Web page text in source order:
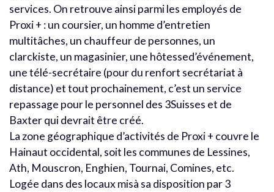
services. On retrouve ainsi parmi les employés de
Proxi + : un coursier, un homme d’entretien
multitâches, un chauffeur de personnes, un
clarckiste, un magasinier, une hôtessed’événement,
une télé-secrétaire (pour du renfort secrétariat à
distance) et tout prochainement, c’est un service
repassage pour le personnel des 3Suisses et de
Baxter qui devrait être créé.
La zone géographique d’activités de Proxi + couvre le
Hainaut occidental, soit les communes de Lessines,
Ath, Mouscron, Enghien, Tournai, Comines, etc.
Logée dans des locaux misà sa disposition par 3